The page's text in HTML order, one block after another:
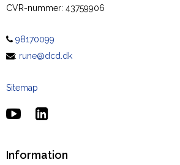
CVR-nummer: 43759906
98170099
: rune@dcd.dk
Sitemap
Information